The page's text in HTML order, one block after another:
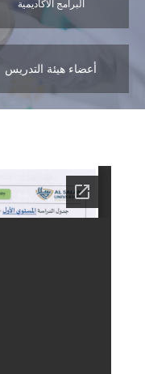
البرامج الأكاديمية
أعضاء هيئة التدريس